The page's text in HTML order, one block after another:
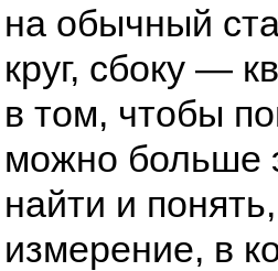
на обычный
круг, сбоку —
в том, чтобы
можно больше
найти и
измерение, в